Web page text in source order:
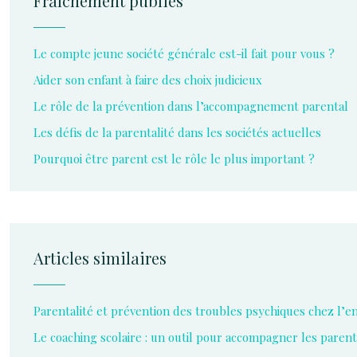
Le compte jeune société générale est-il fait pour vous ?
Aider son enfant à faire des choix judicieux
Le rôle de la prévention dans l’accompagnement parental
Les défis de la parentalité dans les sociétés actuelles
Pourquoi être parent est le rôle le plus important ?
Articles similaires
Parentalité et prévention des troubles psychiques chez
Le coaching scolaire : un outil pour accompagner les